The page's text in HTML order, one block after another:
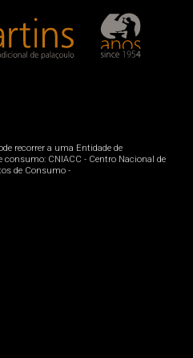
recorrer a uma Entidade de
consumo: CNIACC - Centro Nacional de
de Consumo -